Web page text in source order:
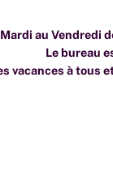
au Vendredi
Le bureau
vacances à tous